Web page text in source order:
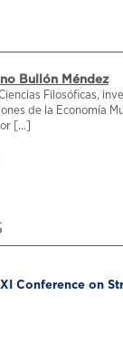
Bullón Méndez
Filosóficas,
de la Economía
[...]
XI Conference on